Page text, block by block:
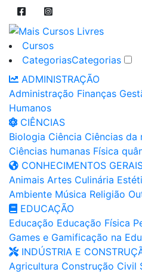
Cursos
CategoriasCategorias
ADMINISTRAÇÃO
Administração Finanças
Humanos
CIÊNCIAS
Biologia Ciência Ciências da
Ciências humanas Física
CONHECIMENTOS
Animais Artes Culinária
Ambiente Música Religião
EDUCAÇÃO
Educação Educação Física
Games e Gamificação na
INDÚSTRIA E
Agricultura Construção Civil